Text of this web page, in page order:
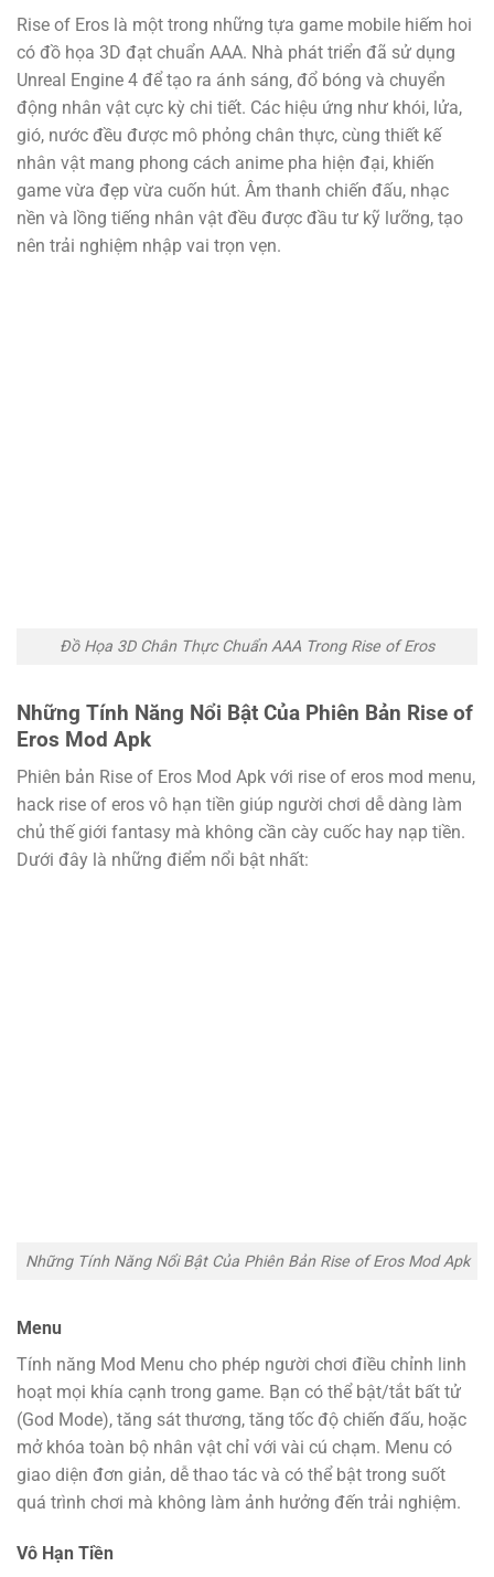
Rise of Eros là một trong những tựa game mobile hiếm hoi
có đồ họa 3D đạt chuẩn AAA. Nhà phát triển đã sử dụng
Unreal Engine 4 để tạo ra ánh sáng, đổ bóng và chuyển
động nhân vật cực kỳ chi tiết. Các hiệu ứng như khói, lửa,
gió, nước đều được mô phỏng chân thực, cùng thiết kế
nhân vật mang phong cách anime pha hiện đại, khiến
game vừa đẹp vừa cuốn hút. Âm thanh chiến đấu, nhạc
nền và lồng tiếng nhân vật đều được đầu tư kỹ lưỡng, tạo
nên trải nghiệm nhập vai trọn vẹn.
Đồ Họa 3D Chân Thực Chuẩn AAA Trong Rise of Eros
Những Tính Năng Nổi Bật Của Phiên Bản Rise of
Eros Mod Apk
Phiên bản Rise of Eros Mod Apk với rise of eros mod menu,
hack rise of eros vô hạn tiền giúp người chơi dễ dàng làm
chủ thế giới fantasy mà không cần cày cuốc hay nạp tiền.
Dưới đây là những điểm nổi bật nhất:
Những Tính Năng Nổi Bật Của Phiên Bản Rise of Eros Mod Apk
Menu
Tính năng Mod Menu cho phép người chơi điều chỉnh linh
hoạt mọi khía cạnh trong game. Bạn có thể bật/tắt bất tử
(God Mode), tăng sát thương, tăng tốc độ chiến đấu, hoặc
mở khóa toàn bộ nhân vật chỉ với vài cú chạm. Menu có
giao diện đơn giản, dễ thao tác và có thể bật trong suốt
quá trình chơi mà không làm ảnh hưởng đến trải nghiệm.
Vô Hạn Tiền